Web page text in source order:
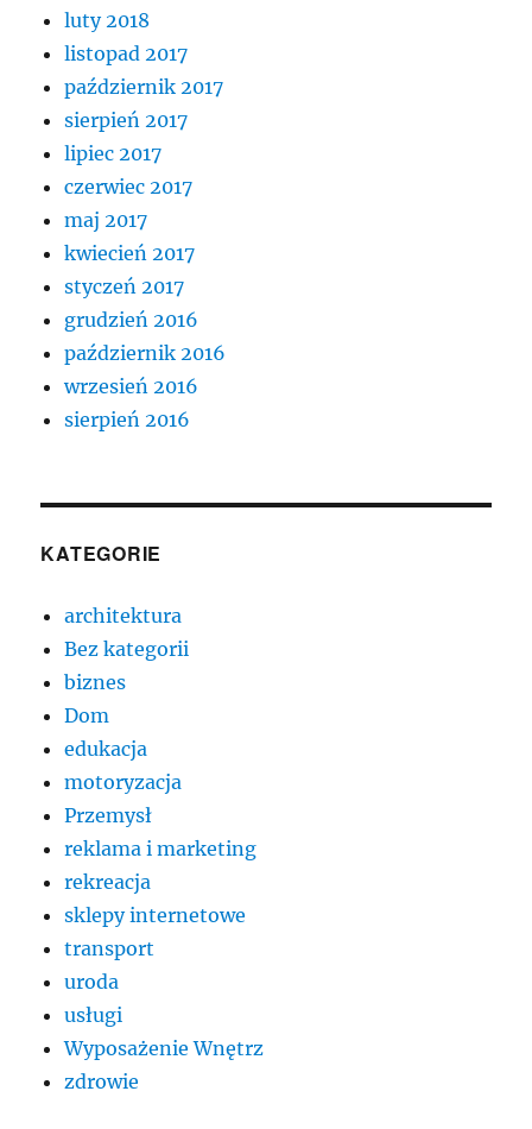
luty 2018
listopad 2017
październik 2017
sierpień 2017
lipiec 2017
czerwiec 2017
maj 2017
kwiecień 2017
styczeń 2017
grudzień 2016
październik 2016
wrzesień 2016
sierpień 2016
KATEGORIE
architektura
Bez kategorii
biznes
Dom
edukacja
motoryzacja
Przemysł
reklama i marketing
rekreacja
sklepy internetowe
transport
uroda
usługi
Wyposażenie Wnętrz
zdrowie